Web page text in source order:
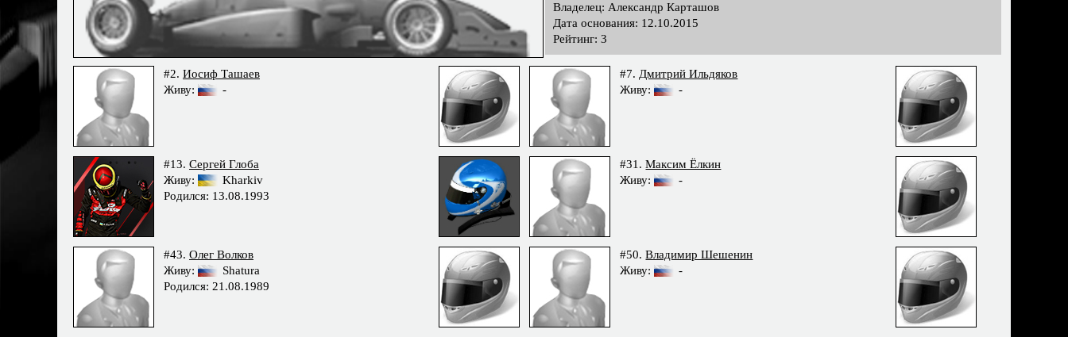
Владелец: Александр Карташов
Дата основания: 12.10.2015
Рейтинг: 3
#2. Иосиф Ташаев
Живу:
-
#7. Дмитрий Ильдяков
Живу:
-
#13. Сергей Глоба
Живу:
Kharkiv
Родился: 13.08.1993
#31.Максим Ёлкин
Живу:
-
#43. Олег Волков
Живу:
Shatura
Родился: 21.08.1989
#50.Владимир Шешенин
Живу:
-